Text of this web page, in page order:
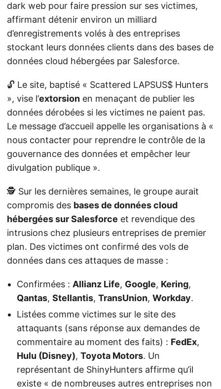
dark web pour faire pression sur ses victimes,
affirmant détenir environ un milliard
d’enregistrements volés à des entreprises
stockant leurs données clients dans des bases de
données cloud hébergées par Salesforce.
🔓 Le site, baptisé « Scattered LAPSUS$ Hunters
», vise l’extorsion en menaçant de publier les
données dérobées si les victimes ne paient pas.
Le message d’accueil appelle les organisations à «
nous contacter pour reprendre le contrôle de la
gouvernance des données et empêcher leur
divulgation publique ».
🕵️ Sur les dernières semaines, le groupe aurait
compromis des bases de données cloud
hébergées sur Salesforce et revendique des
intrusions chez plusieurs entreprises de premier
plan. Des victimes ont confirmé des vols de
données dans ces attaques de masse :
Confirmées : Allianz Life, Google, Kering,
Qantas, Stellantis, TransUnion, Workday.
Listées comme victimes sur le site des
attaquants (sans réponse aux demandes de
commentaire au moment des faits) : FedEx,
Hulu (Disney), Toyota Motors. Un
représentant de ShinyHunters affirme qu’il
existe « de nombreuses autres entreprises non